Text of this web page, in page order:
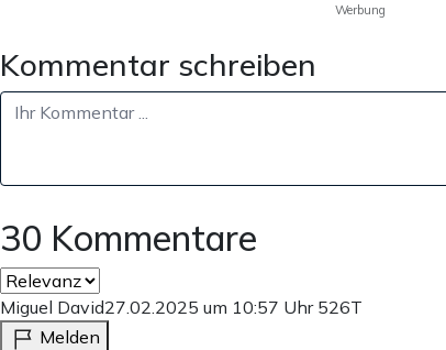
Werbung
Kommentar schreiben
30 Kommentare
Miguel David27.02.2025 um 10:57 Uhr 526T
Melden